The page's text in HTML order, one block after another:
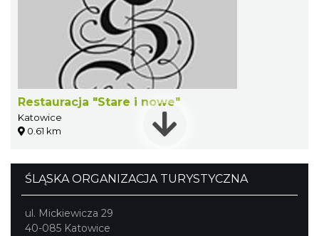
Restauracja "Stare i nowe"
Katowice
0.61 km
ŚLĄSKA ORGANIZACJA TURYSTYCZNA
ul. Mickiewicza 29
40-085 Katowice